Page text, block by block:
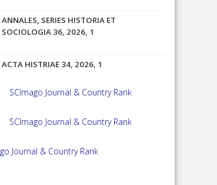
ANNALES, SERIES HISTORIA ET
SOCIOLOGIA 36, 2026, 1
ACTA HISTRIAE 34, 2026, 1
ANNALES, SERIES HISTORIA ET